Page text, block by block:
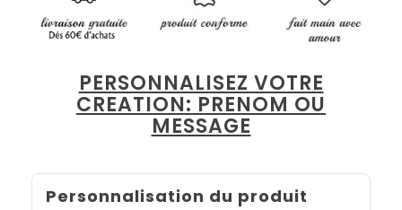
PERSONNALISEZ VOTRE
CREATION: PRENOM OU
MESSAGE
Personnalisation du produit